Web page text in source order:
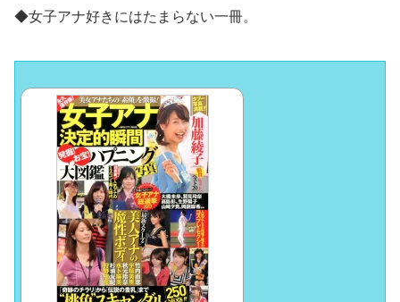
◆女子アナ好きにはたまらない一冊。